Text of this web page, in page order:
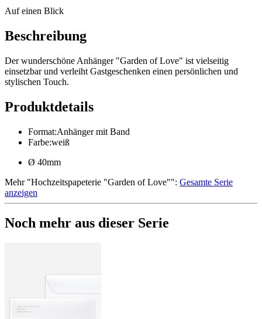
Auf einen Blick
Beschreibung
Der wunderschöne Anhänger "Garden of Love" ist vielseitig
einsetzbar und verleiht Gastgeschenken einen persönlichen und
stylischen Touch.
Produktdetails
Format:Anhänger mit Band
Farbe:weiß
Ø 40mm
Mehr"Hochzeitspapeterie "Garden of Love"": Gesamte Serie
anzeigen
Noch mehr aus dieser Serie